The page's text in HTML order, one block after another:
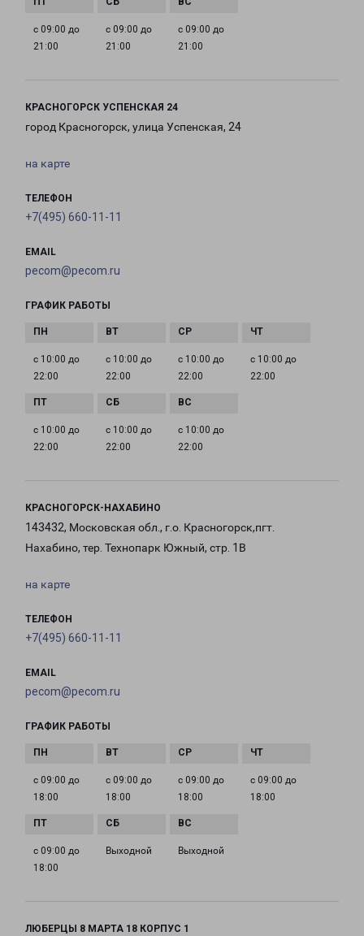
с 09:00 до
21:00
с 09:00 до
21:00
с 09:00 до
21:00
КРАСНОГОРСК УСПЕНСКАЯ 24
город Красногорск, улица Успенская, 24
на карте
ТЕЛЕФОН
+7(495) 660-11-11
EMAIL
pecom@pecom.ru
ГРАФИК РАБОТЫ
с 10:00 до
22:00
с 10:00 до
22:00
с 10:00 до
22:00
с 10:00 до
22:00
с 10:00 до
22:00
с 10:00 до
22:00
с 10:00 до
22:00
КРАСНОГОРСК-НАХАБИНО
143432, Московская обл., г.о. Красногорск,пгт.
Нахабино, тер. Технопарк Южный, стр. 1В
на карте
ТЕЛЕФОН
+7(495) 660-11-11
EMAIL
pecom@pecom.ru
ГРАФИК РАБОТЫ
с 09:00 до
18:00
с 09:00 до
18:00
с 09:00 до
18:00
с 09:00 до
18:00
с 09:00 до
18:00
Выходной Выходной
ЛЮБЕРЦЫ 8 МАРТА 18 КОРПУС 1